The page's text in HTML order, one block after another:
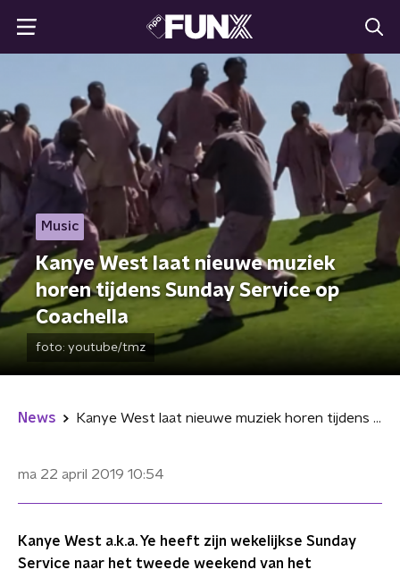
Music
Kanye West laat nieuwe muziek
horen tijdens Sunday Service op
Coachella
foto: youtube/tmz
News Kanye West laat nieuwe muziek horen tijdens Sunday Service op Coachella
ma 22 april 2019 10:54
Kanye West a.k.a. Ye heeft zijn wekelijkse Sunday
Service naar het tweede weekend van het